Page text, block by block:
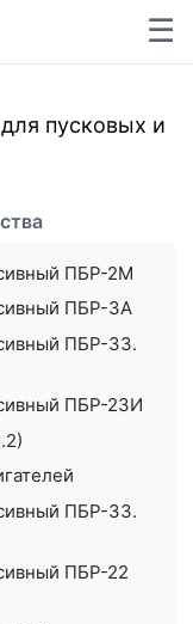
☰
×
пусковых и
ПБР-2М
ПБР-3А
ПБР-33.
ПБР-23И
ПБР-33.
ПБР-22